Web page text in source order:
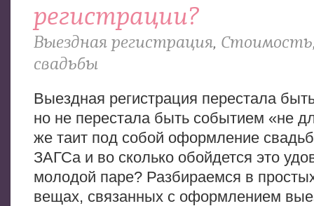
регистрации?
Выездная регистрация, Стоимость
свадьбы
Выездная регистрация перестала
но не перестала быть событием «не
же таит под собой оформление
ЗАГСа и во сколько обойдется это
молодой паре? Разбираемся в
вещах, связанных с оформлением